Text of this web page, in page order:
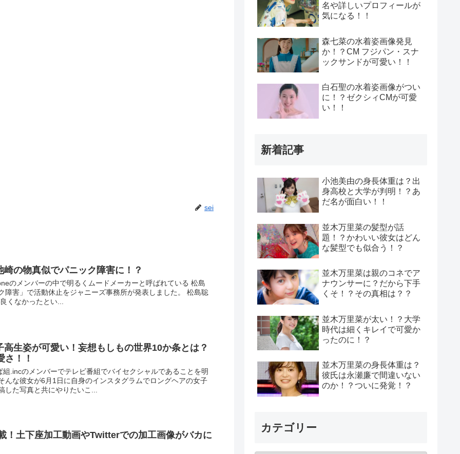
sei
の物真似でパニック障害に！？
のメンバーの中で明るくムードメーカーと呼ばれている 松島
障害」で活動休止をジャニーズ事務所が発表しました。 松島聡
くなかったとい...
生姿が可愛い！妄想もしもの世界10か条とは？
さ！！
.incのメンバーでテレビ番組でバイセクシャルであることを明
んな彼女が6月1日に自身のインスタグラムでロングヘアの女子
た写真と共にやりたいこ...
！土下座加工動画やTwitterでの加工画像がバカに
名や詳しいプロフィールが
気になる！！
森七菜の水着姿画像発見
か！？CM フジパン・スナ
ックサンドが可愛い！！
白石聖の水着姿画像がつい
に！？ゼクシィCMが可愛
い！！
新着記事
小池美由の身長体重は？出
身高校と大学が判明！？あ
だ名が面白い！！
並木万里菜の髪型が話
題！？かわいい彼女はどん
な髪型でも似合う！？
並木万里菜は親のコネでア
ナウンサーに？だから下手
くそ！？その真相は？？
並木万里菜が太い！？大学
時代は細くキレイで可愛か
ったのに！？
並木万里菜の身長体重は？
彼氏は永瀬廉で間違いない
のか！？ついに発覚！？
カテゴリー